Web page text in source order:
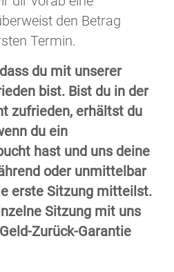
den Betrag
Termin.
du mit unserer
bist. Bist du in der
zufrieden, erhältst du
du ein
hast und uns deine
oder unmittelbar
erste Sitzung mitteilst.
Sitzung mit uns
Zurück-Garantie